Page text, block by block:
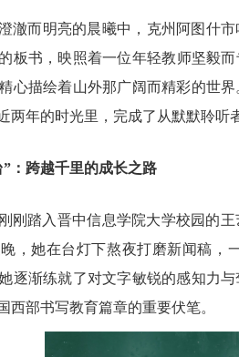
澈而明亮的晨曦中，克州阿图什
板书，映照着一位年轻教师坚毅
心描绘着山外那广阔而精彩的世
两年的时光里，完成了从默默聆听
”：跨越千里的成长之路
刚踏入晋中信息学院大学校园的
，她在台灯下熬夜打磨新闻稿，
逐渐练就了对文字敏锐的感知力
西部书写教育篇章的重要伏笔。